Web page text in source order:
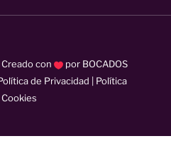
Creado con por BOCADOS
de Privacidad
Política